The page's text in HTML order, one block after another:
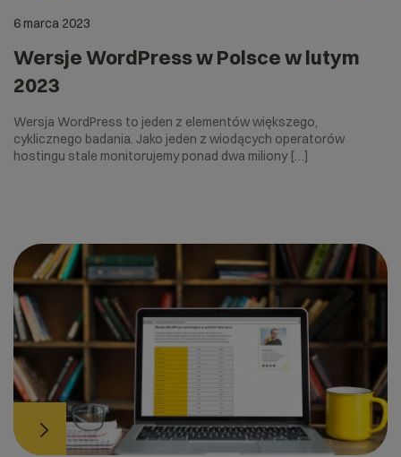
6 marca 2023
Wersje WordPress w Polsce w lutym
2023
Wersja WordPress to jeden z elementów większego,
cyklicznego badania. Jako jeden z wiodących operatorów
hostingu stale monitorujemy ponad dwa miliony […]